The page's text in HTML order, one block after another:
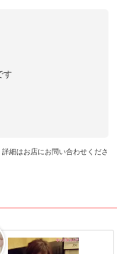
す
細はお店にお問い合わせくださ